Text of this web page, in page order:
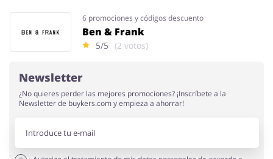
6 promociones y códigos descuento
Ben & Frank
5/5 (2 votos)
Newsletter
¿No quieres perder las mejores promociones? ¡Inscríbete a la
Newsletter de buykers.com y empieza a ahorrar!